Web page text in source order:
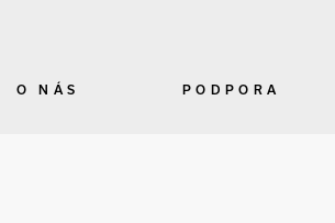
O NÁS PODPORA